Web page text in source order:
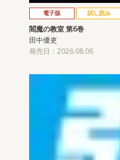
電子版 試し読み
閻魔の教室 第6巻
田中優吏
発売日：2026.08.06